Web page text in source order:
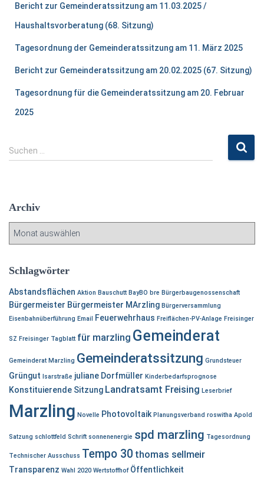
Bericht zur Gemeinderatssitzung am 11.03.2025 /
Haushaltsvorberatung (68. Sitzung)
Tagesordnung der Gemeinderatssitzung am 11. März 2025
Bericht zur Gemeinderatssitzung am 20.02.2025 (67. Sitzung)
Tagesordnung für die Gemeinderatssitzung am 20. Februar
2025
S
u
n
n
:
Suchen …
Archiv
h
v
Schlagwörter
Abstandsflächen Aktion Bauschutt BayBO bre Bürgerbaugenossenschaft
Bürgermeister Bürgermeister MArzling Bürgerversammlung
Eisenbahnüberführung Email Feuerwehrhaus Freiflächen-PV-Anlage Freisinger
SZ Freisinger Tagblatt für marzling Gemeinderat
Gemeinderat Marzling Gemeinderatssitzung Grundsteuer
Grüngut Isarstraße juliane Dorfmüller Kinderbedarfsprognose
Konstituierende Sitzung Landratsamt Freising Leserbrief
Marzling Novelle Photovoltaik Planungsverband roswitha Apold
Satzung schlottfeld Schrift sonnenenergie spd marzling Tagesordnung
Technischer Ausschuss Tempo 30 thomas sellmeir
Transparenz Wahl 2020 Wertstoffhof Öffentlichkeit